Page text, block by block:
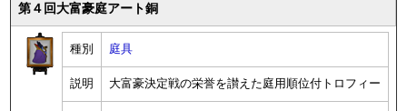
第４回大富豪庭アート銅
種別 庭具
説明 大富豪決定戦の栄誉を讃えた庭用順位付トロフィー